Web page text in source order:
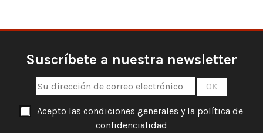
Suscríbete a nuestra newsletter
Acepto las condiciones generales y la política de
confidencialidad